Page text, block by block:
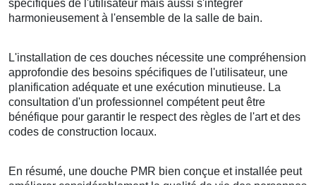
spécifiques de l'utilisateur mais aussi s'intégrer
harmonieusement à l'ensemble de la salle de bain.
L'installation de ces douches nécessite une compréhension
approfondie des besoins spécifiques de l'utilisateur, une
planification adéquate et une exécution minutieuse. La
consultation d'un professionnel compétent peut être
bénéfique pour garantir le respect des règles de l'art et des
codes de construction locaux.
En résumé, une douche PMR bien conçue et installée peut